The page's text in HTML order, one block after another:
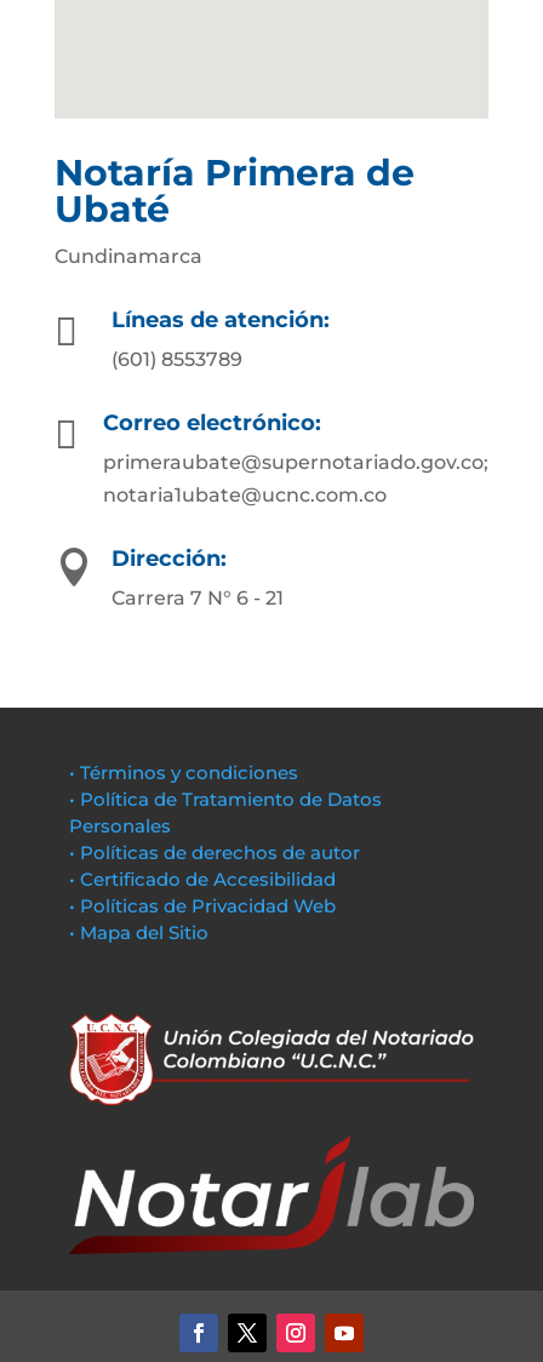
Notaría Primera de
Ubaté
Cundinamarca
 Líneas de atención:
(601) 8553789
 Correo electrónico:
primeraubate@supernotariado.gov.co;
notaria1ubate@ucnc.com.co
 Dirección:
Carrera 7 N° 6 - 21
• Términos y condiciones
• Política de Tratamiento de Datos
Personales
• Políticas de derechos de autor
• Certificado de Accesibilidad
• Políticas de Privacidad Web
• Mapa del Sitio